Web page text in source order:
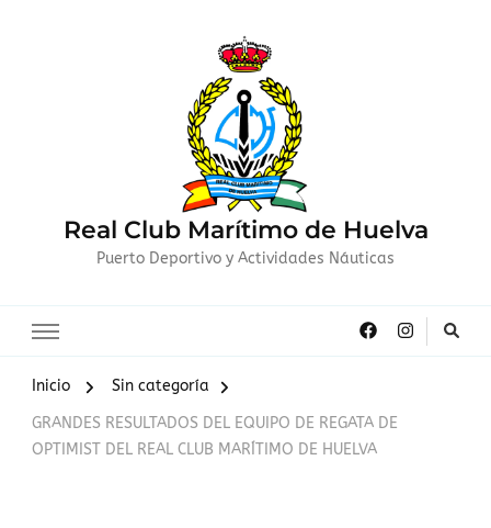
Real Club Marítimo de Huelva
Puerto Deportivo y Actividades Náuticas
Inicio
Sin categoría
GRANDES RESULTADOS DEL EQUIPO DE REGATA DE
OPTIMIST DEL REAL CLUB MARÍTIMO DE HUELVA